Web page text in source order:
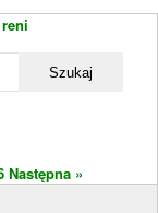
Szukaj
Następna »